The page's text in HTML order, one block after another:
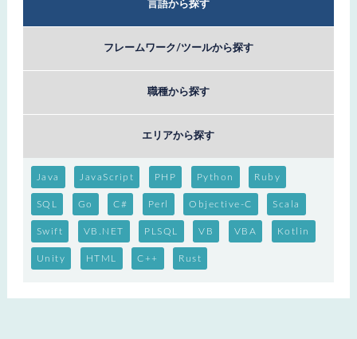
言語から探す
フレームワーク/ツールから探す
職種から探す
エリアから探す
Java JavaScript PHP Python Ruby
SQL Go C# Perl Objective-C Scala
Swift VB.NET PLSQL VB VBA Kotlin
Unity HTML C++ Rust